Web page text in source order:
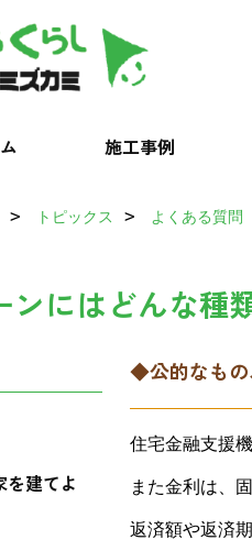
施工事例
トピックス よくある質
ンにはどんな種
◆公的なもの
住宅金融支援
また金利は、
返済額や返済
建てよ